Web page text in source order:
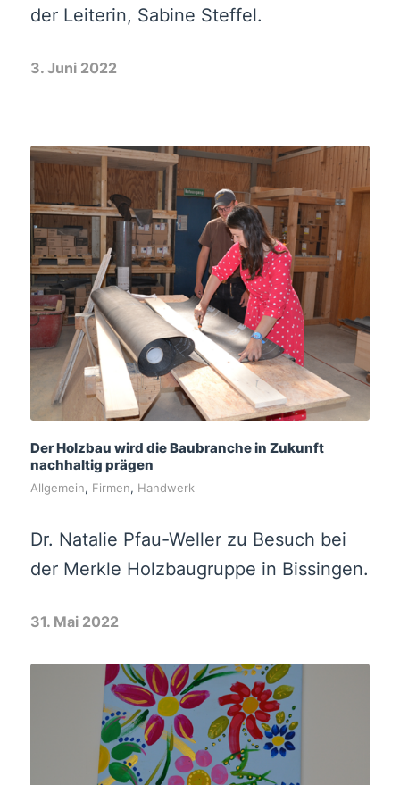
der Leiterin, Sabine Steffel.
3. Juni 2022
Der Holzbau wird die Baubranche in Zukunft
nachhaltig prägen
Allgemein, Firmen, Handwerk
Dr. Natalie Pfau-Weller zu Besuch bei
der Merkle Holzbaugruppe in Bissingen.
31. Mai 2022